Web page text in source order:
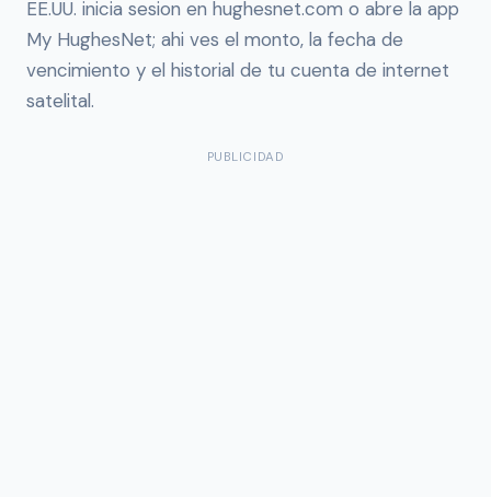
EE.UU. inicia sesion en hughesnet.com o abre la app
My HughesNet; ahi ves el monto, la fecha de
vencimiento y el historial de tu cuenta de internet
satelital.
PUBLICIDAD